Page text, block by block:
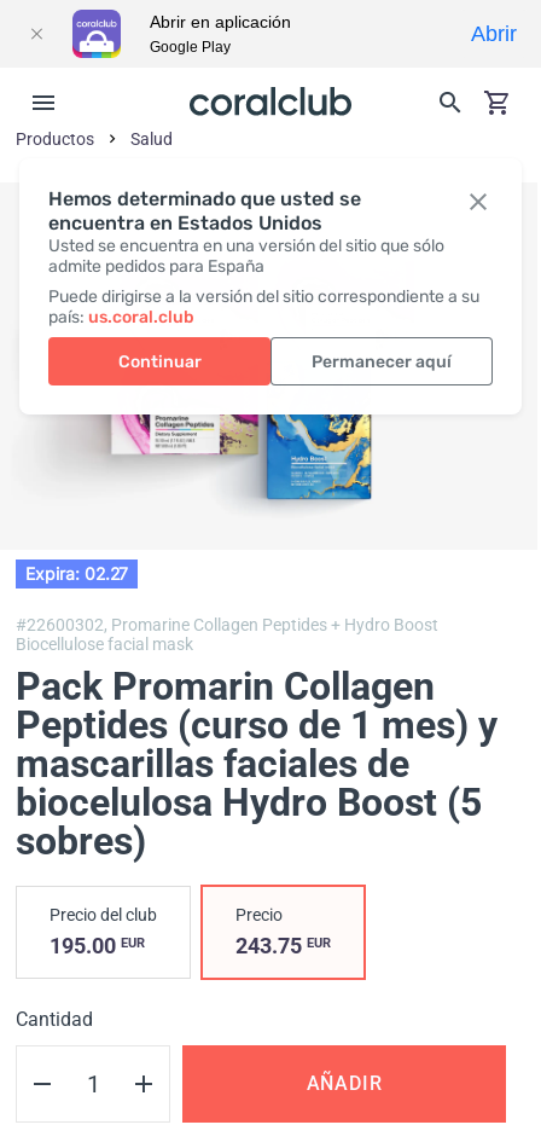
Hemos determinado que usted se
encuentra en Estados Unidos
Usted se encuentra en una versión del sitio que sólo
admite pedidos para España
Puede dirigirse a la versión del sitio correspondiente a su
país: us.coral.club
Continuar Permanecer aquí
Productos Salud
Expira: 02.27
#22600302, Promarine Collagen Peptides + Hydro Boost
Biocellulose facial mask
Pack Promarin Collagen
Peptides (curso de 1 mes) y
mascarillas faciales de
biocelulosa Hydro Boost (5
sobres)
Precio del club
195.00 EUR
Precio
243.75EUR
Cantidad
AÑADIR
Abrir en aplicación
Google Play
Abrir